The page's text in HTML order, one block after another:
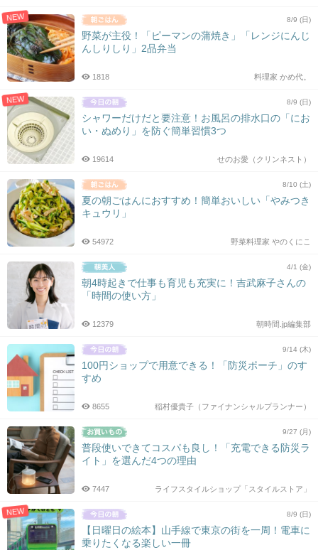
NEW 8/9 (日)
野菜が主役！「ピーマンの蒲焼き」「レンジにんじ
んしりしり」2品弁当
料理家 かめ代。
1818
NEW 8/9 (日)
シャワーだけだと要注意！お風呂の排水口の「にお
い・ぬめり」を防ぐ簡単習慣3つ
せのお愛（クリンネスト）
19614
8/10 (土)
夏の朝ごはんにおすすめ！簡単おいしい「やみつき
キュウリ」
野菜料理家 やのくにこ
54972
4/1 (金)
朝4時起きで仕事も育児も充実に！吉武麻子さんの
「時間の使い方」
朝時間.jp編集部
12379
9/14 (木)
100円ショップで用意できる！「防災ポーチ」のす
すめ
稲村優貴子（ファイナンシャルプランナー）
8655
9/27 (月)
普段使いできてコスパも良し！「充電できる防災ラ
イト」を選んだ4つの理由
ライフスタイルショップ「スタイルストア」
7447
NEW 8/9 (日)
【日曜日の絵本】山手線で東京の街を一周！電車に
乗りたくなる楽しい一冊